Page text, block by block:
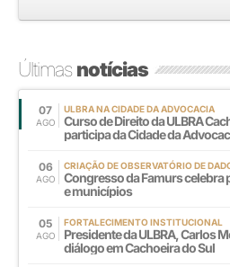
Últimasnotícias
07
AGO
ULBRA NA CIDADE DA ADVOCACIA
Curso de Direito da ULBRA
participa da Cidade da
06
AGO
CRIAÇÃO DE OBSERVATÓRIO DE
Congresso da Famurs celebra
e municípios
05
AGO
FORTALECIMENTO INSTITUCIONAL
Presidente da ULBRA, Carlos
diálogo em Cachoeira do Sul